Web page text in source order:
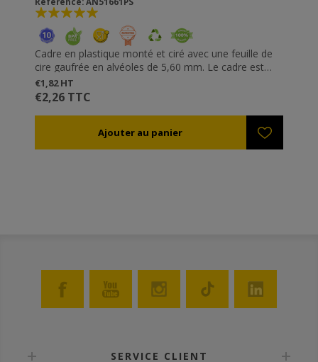
Cadre en plastique monté et ciré avec une feuille de
cire gaufrée en alvéoles de 5,60 mm. Le cadre est
prêt à utiliser; vous n'avez pas besoin de l'enfiler et
fixer la feuille de cire. Les cadres sont résistants à la
fausse teigne. Ne s'abîment pas, sont durables et
non plus lors de l'extraction du miel. Tout les cadres
plastiques ANEL sont disponibles enduits de cire ou
€1,82 HT
€2,26 TTC
SERVICE CLIENT